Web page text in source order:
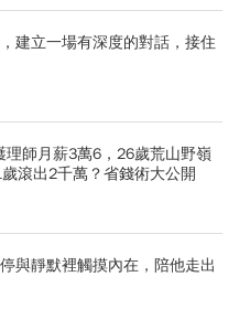
建立一場有深度的對話，接住
理師月薪3萬6，26歲荒山野嶺
滾出2千萬？省錢術大公開
與靜默裡觸摸內在，陪他走出